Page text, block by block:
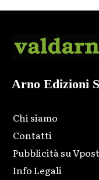
Arno Edizioni
Chi siamo
Contatti
Pubblicità su Vpost
Info Legali